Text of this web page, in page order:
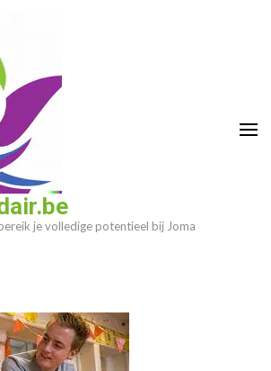
je volledige potentieel bij Joma